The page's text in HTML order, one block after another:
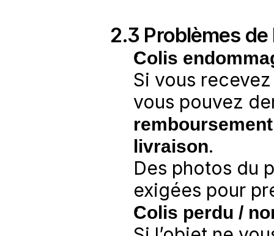
2.3 Problèmes
Colis
Si vous
vous pouvez
remboursement
livraison.
Des photos du
exigées pour
Colis perdu /